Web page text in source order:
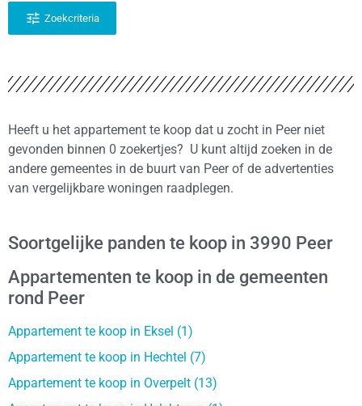
Zoekcriteria
Heeft u het appartement te koop dat u zocht in Peer niet
gevonden binnen 0 zoekertjes? U kunt altijd zoeken in de
andere gemeentes in de buurt van Peer of de advertenties
van vergelijkbare woningen raadplegen.
Soortgelijke panden te koop in 3990 Peer
Appartementen te koop in de gemeenten
rond Peer
Appartement te koop in Eksel (1)
Appartement te koop in Hechtel (7)
Appartement te koop in Overpelt (13)